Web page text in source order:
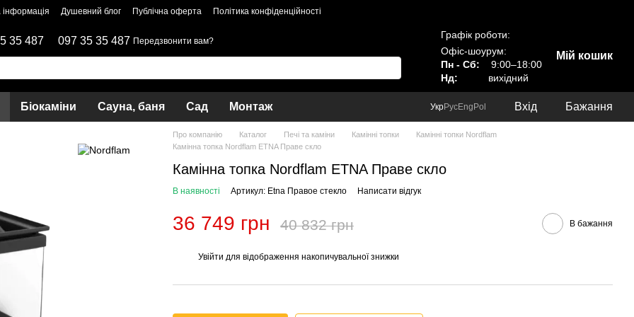
інформація Душевний блог Публічна оферта Політика конфіденційності
35 487 097 35 35 487 Передзвонити вам?
Графік роботи:
Офіс-шоурум:
Пн - Сб:
9:00–18:00
Нд:
вихідний
Мій кошик
Біокаміни Сауна, баня Сад Монтаж УкрРусEng Pol Вхід Бажання
Про компанію Каталог Печі та каміни Камінні топки
Камінні топки Nordflam
Камінна топка Nordflam ETNA Праве скло
Камінна топка Nordflam ETNA Праве скло
В наявності Артикул: Etna Правое стекло Написати відгук
36 749 грн 40 832 грн В бажання
Увійти для відображення накопичувальної знижки